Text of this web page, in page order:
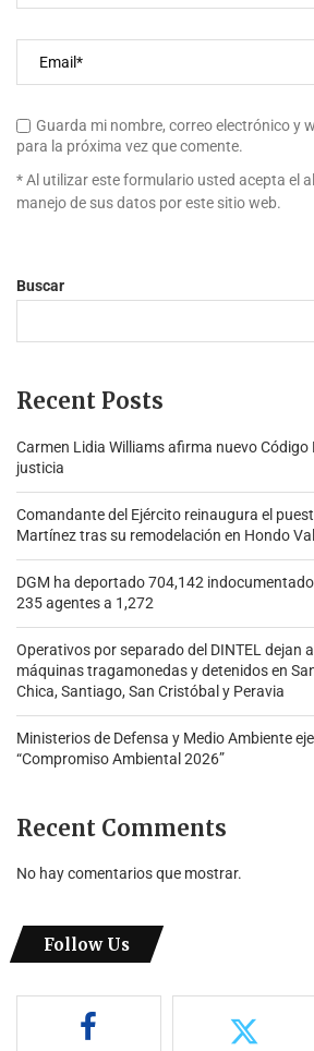
Guarda mi nombre, correo electrónico y
para la próxima vez que comente.
* Al utilizar este formulario usted acepta el
manejo de sus datos por este sitio web.
Buscar
Recent Posts
Carmen Lidia Williams afirma nuevo Código
justicia
Comandante del Ejército reinaugura el
Martínez tras su remodelación en Hondo
DGM ha deportado 704,142
235 agentes a 1,272
Operativos por separado del DINTEL dejan
máquinas tragamonedas y detenidos en
Chica, Santiago, San Cristóbal y Peravia
Ministerios de Defensa y Medio Ambiente
“Compromiso Ambiental 2026”
Recent Comments
No hay comentarios que mostrar.
Follow Us